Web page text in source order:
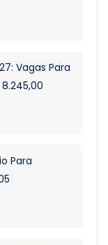
Vagas Para
Para